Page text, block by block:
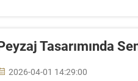
Tasarımında
2026-04-01 14:29:00